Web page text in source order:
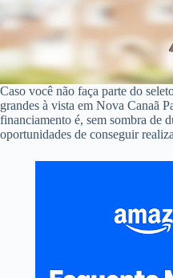
Caso você não faça parte do
grandes à vista em Nova Canaã
financiamento é, sem sombra de
oportunidades de conseguir